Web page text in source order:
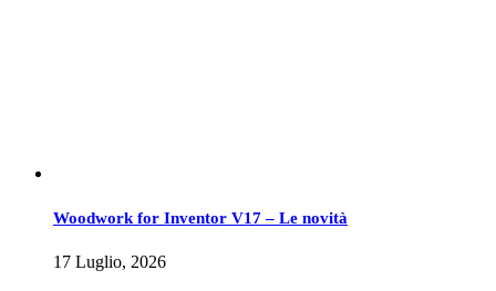
Woodwork for Inventor V17 – Le novità
17 Luglio, 2026